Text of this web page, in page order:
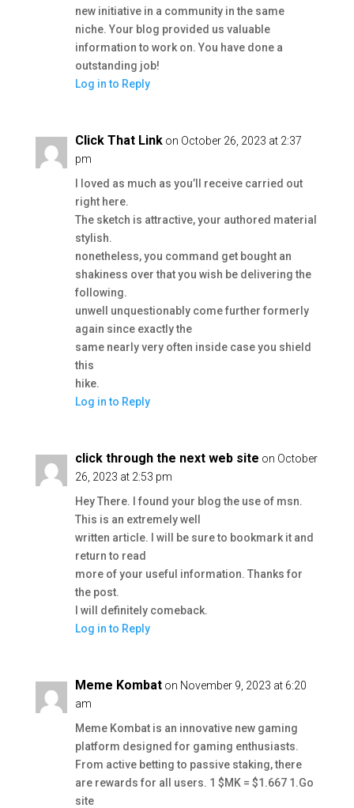
new initiative in a community in the same
niche. Your blog provided us valuable
information to work on. You have done a
outstanding job!
Log in to Reply
Click That Link on October 26, 2023 at 2:37
pm
I loved as much as you’ll receive carried out
right here.
The sketch is attractive, your authored material
stylish.
nonetheless, you command get bought an
shakiness over that you wish be delivering the
following.
unwell unquestionably come further formerly
again since exactly the
same nearly very often inside case you shield
this
hike.
Log in to Reply
click through the next web site on October
26, 2023 at 2:53 pm
Hey There. I found your blog the use of msn.
This is an extremely well
written article. I will be sure to bookmark it and
return to read
more of your useful information. Thanks for
the post.
I will definitely comeback.
Log in to Reply
Meme Kombat on November 9, 2023 at 6:20
am
Meme Kombat is an innovative new gaming
platform designed for gaming enthusiasts.
From active betting to passive staking, there
are rewards for all users. 1 $MK = $1.667 1.Go
site